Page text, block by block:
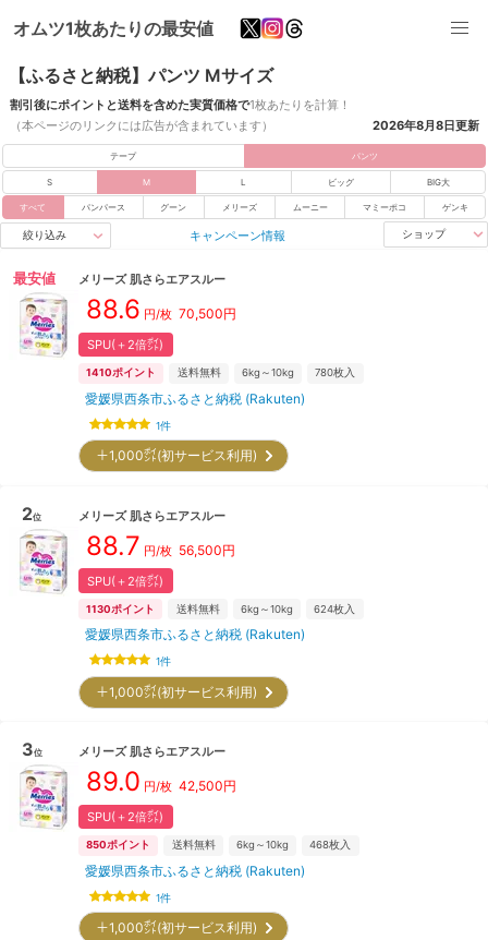
オムツ1枚あたりの最安値
【ふるさと納税】パンツ Mサイズ
割引後にポイントと送料を含めた実質価格で1枚あたりを計算！
（本ページのリンクには広告が含まれています）
2026年8月8日更新
テープ パンツ
S M L ビッグ BIG大
すべて パンパース グーン メリーズ ムーニー マミーポコ ゲンキ
絞り込み キャンペーン情報 ショップ
最安値 メリーズ 肌さらエアスルー
88.6 円/枚 70,500円
SPU(＋2倍㌽)
1410ポイント 送料無料 6kg～10kg 780枚入
愛媛県西条市ふるさと納税 (Rakuten)
1件
＋1,000㌽(初サービス利用)
2位 メリーズ 肌さらエアスルー
88.7 円/枚 56,500円
SPU(＋2倍㌽)
1130ポイント 送料無料 6kg～10kg 624枚入
愛媛県西条市ふるさと納税 (Rakuten)
1件
＋1,000㌽(初サービス利用)
3位 メリーズ 肌さらエアスルー
89.0 円/枚 42,500円
SPU(＋2倍㌽)
850ポイント 送料無料 6kg～10kg 468枚入
愛媛県西条市ふるさと納税 (Rakuten)
1件
＋1,000㌽(初サービス利用)